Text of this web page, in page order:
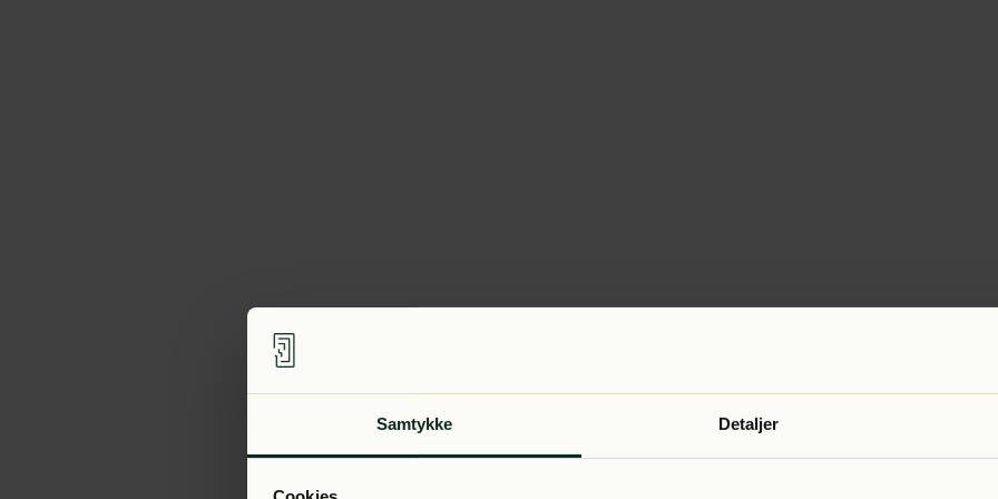
Samtykke Detaljer